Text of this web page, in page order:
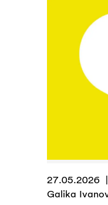
27.05.2026
Galika